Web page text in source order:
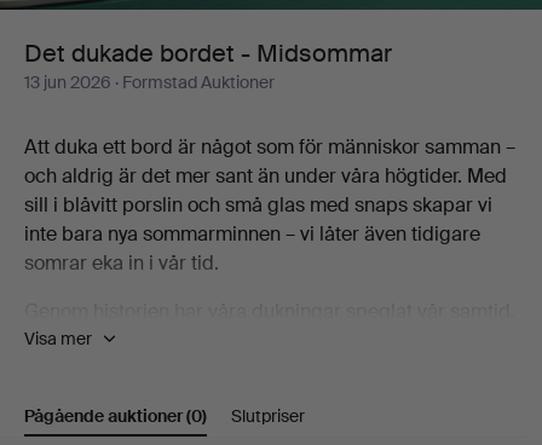
Det dukade bordet - Midsommar
13 jun 2026 · Formstad Auktioner
Att duka ett bord är något som för människor samman –
och aldrig är det mer sant än under våra högtider. Med
sill i blåvitt porslin och små glas med snaps skapar vi
inte bara nya sommarminnen – vi låter även tidigare
somrar eka in i vår tid.
Från forntida civilisationers rituella serveringar och
med en blandning av traditioner och nymodigheter, där
Visa mer
Pågående auktioner(0) Slutpriser